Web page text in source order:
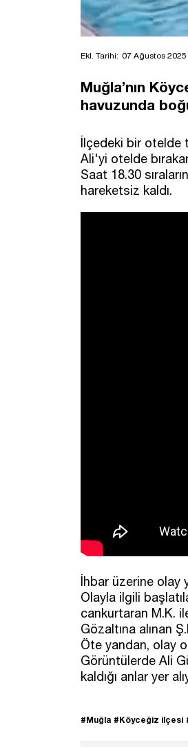
Ekl. Tarihi: 07 Ağustos 2025
Muğla’nın
havuzunda
İlçedeki bir otelde
Ali'yi otelde
Saat 18.30
hareketsiz kaldı.
İhbar üzerine olay
Olayla ilgili
cankurtaran M.K.
Gözaltına alınan
Öte yandan, olay
Görüntülerde Ali
kaldığı anlar yer
#Muğla #Köyceğiz ilçesi